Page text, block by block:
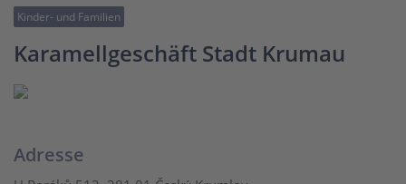
Kinder- und Familien
Karamellgeschäft Stadt Krumau
Adresse